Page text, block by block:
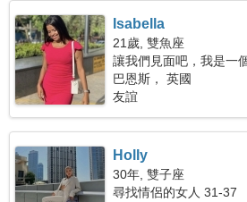
Isabella
21歲, 雙魚座
讓我們見面吧，我是一
巴恩斯， 英國
友誼
Holly
30年, 雙子座
尋找情侶的女人 31-37